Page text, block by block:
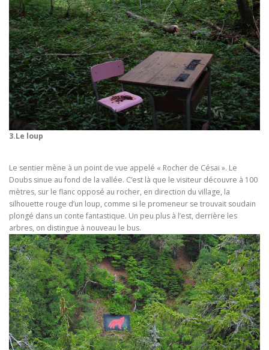
3.Le loup
Le sentier mène à un point de vue appelé « Rocher de Césai ». Le
Doubs sinue au fond de la vallée. C’est là que le visiteur découvre à 100
mètres, sur le flanc opposé au rocher, en direction du village, la
silhouette rouge d’un loup, comme si le promeneur se trouvait soudain
plongé dans un conte fantastique. Un peu plus à l’est, derrière les
arbres, on distingue à nouveau le bus.